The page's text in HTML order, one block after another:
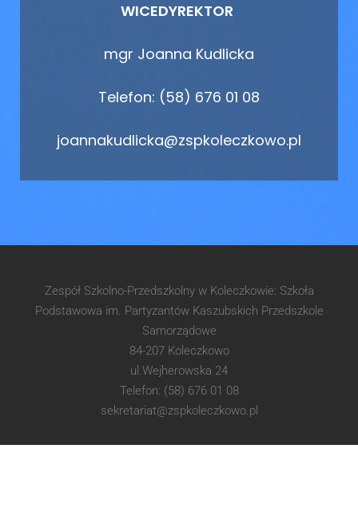
WICEDYREKTOR
mgr Joanna Kudlicka
Telefon: (58) 676 01 08
joannakudlicka@zspkoleczkowo.pl
Zespół Szkolno-Przedszkolny w Koleczkowie: Szkoła
Podstawowa im. Partyzantów Kaszubskich Przedszkole
Samorządowe
84-207 Koleczkowo
ul.Wejherowska 24
Telefon: (58) 676 01 08
sekretariat@zspkoleczkowo.pl